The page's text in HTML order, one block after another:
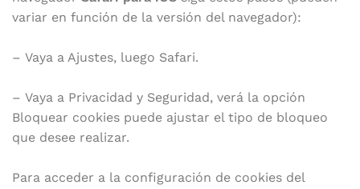
variar en función de la versión del navegador):
– Vaya a Ajustes, luego Safari.
– Vaya a Privacidad y Seguridad, verá la opción
Bloquear cookies puede ajustar el tipo de bloqueo
que desee realizar.
Para acceder a la configuración de cookies del